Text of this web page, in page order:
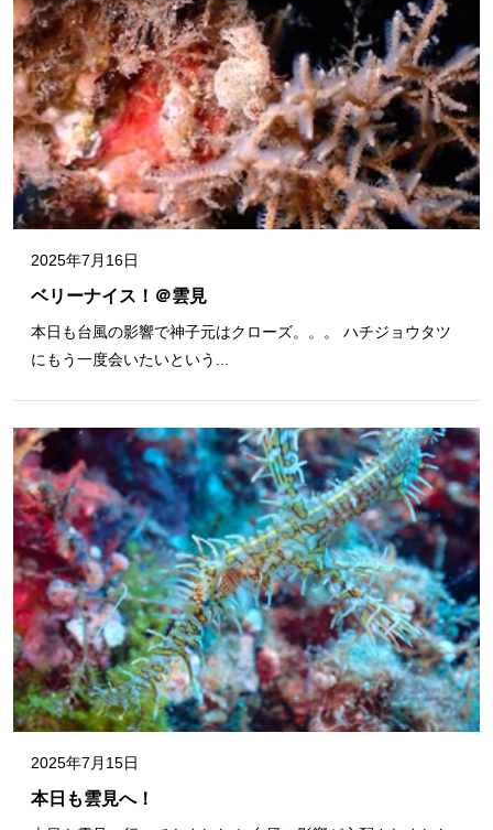
2025年7月16日
ベリーナイス！＠雲見
本日も台風の影響で神子元はクローズ。。。 ハチジョウタツ
にもう一度会いたいという...
2025年7月15日
本日も雲見へ！